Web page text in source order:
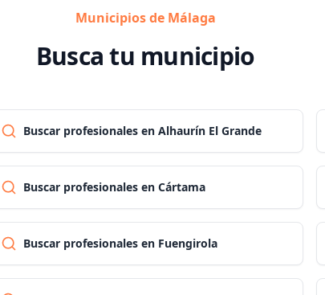
Municipios de Málaga
Busca tu municipio
Buscar profesionales en Alhaurín El Grande
Buscar profesionales en Cártama
Buscar profesionales en Fuengirola